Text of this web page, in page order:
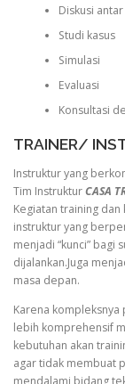
Diskusi
Studi kasus
Simulasi
Evaluasi
Konsultasi
TRAINER/
Instruktur yang
Tim InstrukturCASA
Kegiatan training
instruktur yang
menjadi “kunci” bagi
dijalankan.Juga
masa depan.
Karena
lebih komprehensif
kebutuhan akan
agar tidak membuat
mendalami bidang